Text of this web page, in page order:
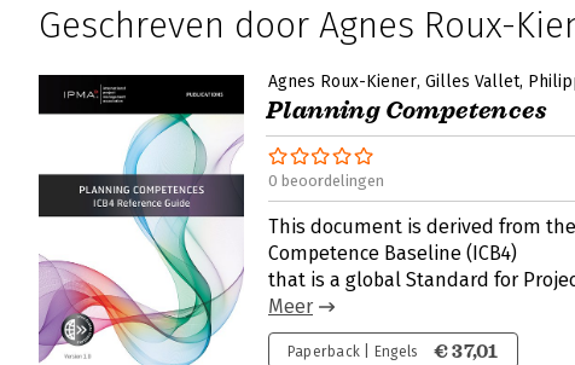
Geschreven door Agnes Roux-
Agnes Roux-Kiener Gilles Vallet
Planning Competences
0 beoordelingen
This document is derived from
Competence Baseline (ICB4)
that is a global Standard for
Meer
Paperback | Engels € 37,01